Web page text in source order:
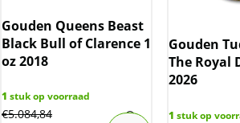
Gouden Queens Beast
Black Bull of Clarence 1
oz 2018
1 stuk op voorraad
€5.084,84
Gouden
The Royal
2026
1 stuk op